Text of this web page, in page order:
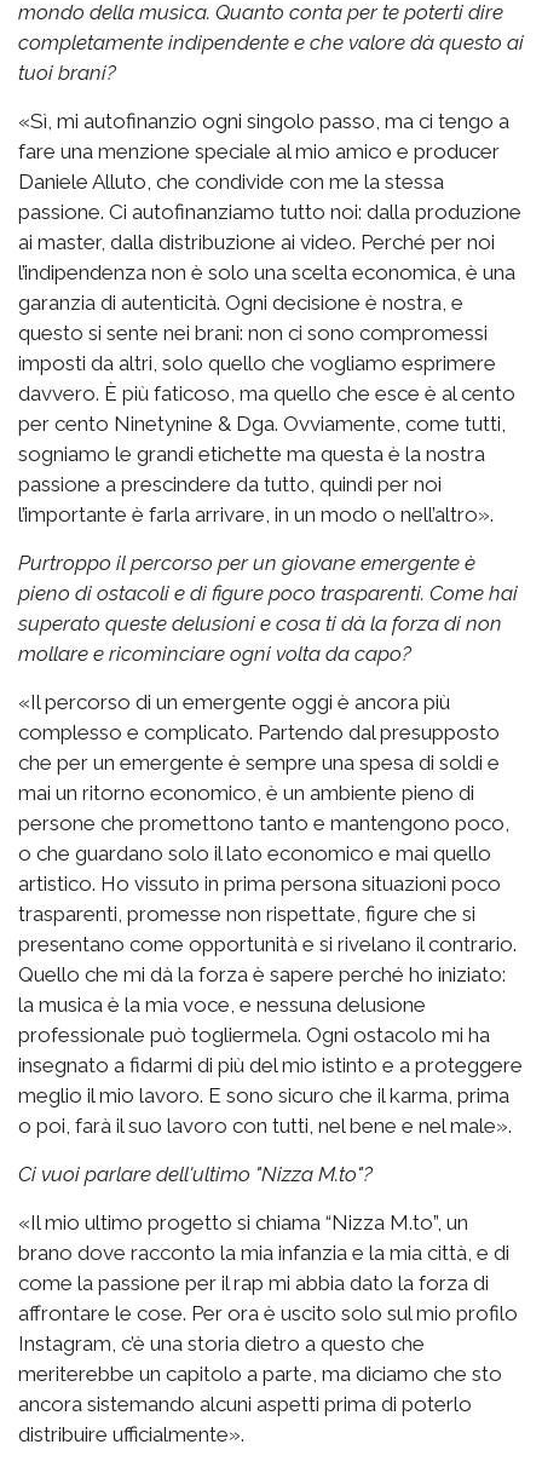
mondo della musica. Quanto conta per te poterti dire
completamente indipendente e che valore dà questo ai
tuoi brani?
«Sì, mi autofinanzio ogni singolo passo, ma ci tengo a
fare una menzione speciale al mio amico e producer
Daniele Alluto, che condivide con me la stessa
passione. Ci autofinanziamo tutto noi: dalla produzione
ai master, dalla distribuzione ai video. Perché per noi
l’indipendenza non è solo una scelta economica, è una
garanzia di autenticità. Ogni decisione è nostra, e
questo si sente nei brani: non ci sono compromessi
imposti da altri, solo quello che vogliamo esprimere
davvero. È più faticoso, ma quello che esce è al cento
per cento Ninetynine & Dga. Ovviamente, come tutti,
sogniamo le grandi etichette ma questa è la nostra
passione a prescindere da tutto, quindi per noi
l’importante è farla arrivare, in un modo o nell’altro».
Purtroppo il percorso per un giovane emergente è
pieno di ostacoli e di figure poco trasparenti. Come hai
superato queste delusioni e cosa ti dà la forza di non
mollare e ricominciare ogni volta da capo?
«Il percorso di un emergente oggi è ancora più
complesso e complicato. Partendo dal presupposto
che per un emergente è sempre una spesa di soldi e
mai un ritorno economico, è un ambiente pieno di
persone che promettono tanto e mantengono poco,
o che guardano solo il lato economico e mai quello
artistico. Ho vissuto in prima persona situazioni poco
trasparenti, promesse non rispettate, figure che si
presentano come opportunità e si rivelano il contrario.
Quello che mi dà la forza è sapere perché ho iniziato:
la musica è la mia voce, e nessuna delusione
professionale può togliermela. Ogni ostacolo mi ha
insegnato a fidarmi di più del mio istinto e a proteggere
meglio il mio lavoro. E sono sicuro che il karma, prima
o poi, farà il suo lavoro con tutti, nel bene e nel male».
Ci vuoi parlare dell'ultimo "Nizza M.to"?
«Il mio ultimo progetto si chiama “Nizza M.to”, un
brano dove racconto la mia infanzia e la mia città, e di
come la passione per il rap mi abbia dato la forza di
affrontare le cose. Per ora è uscito solo sul mio profilo
Instagram, c’è una storia dietro a questo che
meriterebbe un capitolo a parte, ma diciamo che sto
ancora sistemando alcuni aspetti prima di poterlo
distribuire ufficialmente».